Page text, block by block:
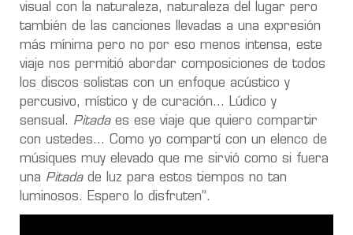
visual con la naturaleza, naturaleza del lugar pero
también de las canciones llevadas a una expresión
más mínima pero no por eso menos intensa, este
viaje nos permitió abordar composiciones de todos
los discos solistas con un enfoque acústico y
percusivo, místico y de curación... Lúdico y
sensual. Pitada es ese viaje que quiero compartir
con ustedes... Como yo compartí con un elenco de
músiques muy elevado que me sirvió como si fuera
una Pitadade luz para estos tiempos no tan
luminosos. Espero lo disfruten”.